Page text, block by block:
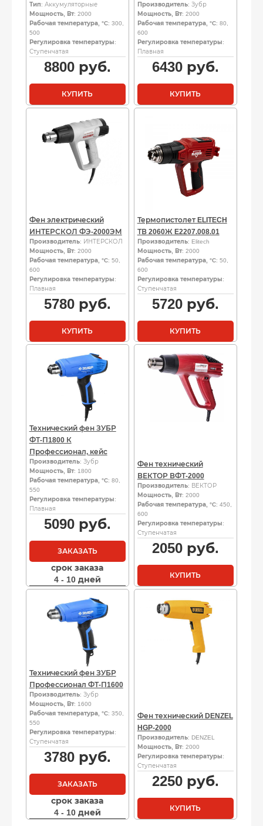
Тип: Аккумуляторные
Мощность, Вт: 2000
Рабочая температура, °C: 300,
500
Регулировка температуры:
Ступенчатая
8800руб.
КУПИТЬ
Производитель: Зубр
Мощность, Вт: 2000
Рабочая температура, °C: 80,
600
Регулировка температуры:
Плавная
6430руб.
КУПИТЬ
Фен электрический
ИНТЕРСКОЛ ФЭ-2000ЭМ
Производитель: ИНТЕРСКОЛ
Мощность, Вт: 2000
Рабочая температура, °C: 50,
600
Регулировка температуры:
Плавная
5780руб.
КУПИТЬ
Термопистолет ELITECH
ТВ 2060Ж E2207.008.01
Производитель: Elitech
Мощность, Вт: 2000
Рабочая температура, °C: 50,
600
Регулировка температуры:
Ступенчатая
5720руб.
КУПИТЬ
Технический фен ЗУБР
ФТ-П1800 К
Профессионал, кейс
Производитель: Зубр
Мощность, Вт: 1800
Рабочая температура, °C: 80,
550
Регулировка температуры:
Плавная
5090руб.
ЗАКАЗАТЬ
срок заказа
4 - 10 дней
Фен технический
ВЕКТОР ВФТ-2000
Производитель: ВЕКТОР
Мощность, Вт: 2000
Рабочая температура, °C: 450,
600
Регулировка температуры:
Ступенчатая
2050руб.
КУПИТЬ
Технический фен ЗУБР
Профессионал ФТ-П1600
Производитель: Зубр
Мощность, Вт: 1600
Рабочая температура, °C: 350,
550
Регулировка температуры:
Ступенчатая
3780руб.
ЗАКАЗАТЬ
срок заказа
4 - 10 дней
Фен технический DENZEL
HGP-2000
Производитель: DENZEL
Мощность, Вт: 2000
Регулировка температуры:
Ступенчатая
2250руб.
КУПИТЬ